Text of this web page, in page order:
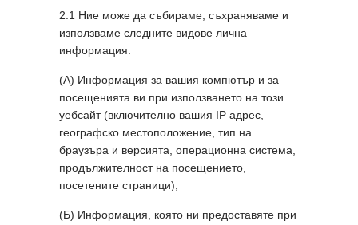
2.1 Ние може да събираме, съхраняваме и
използваме следните видове лична
информация:
(А) Информация за вашия компютър и за
посещенията ви при използването на този
уебсайт (включително вашия IP адрес,
географско местоположение, тип на
браузъра и версията, операционна система,
продължителност на посещението,
посетените страници);
(Б) Информация, която ни предоставяте при